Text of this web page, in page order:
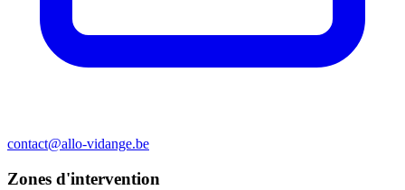
contact@allo-vidange.be
Zones d'intervention